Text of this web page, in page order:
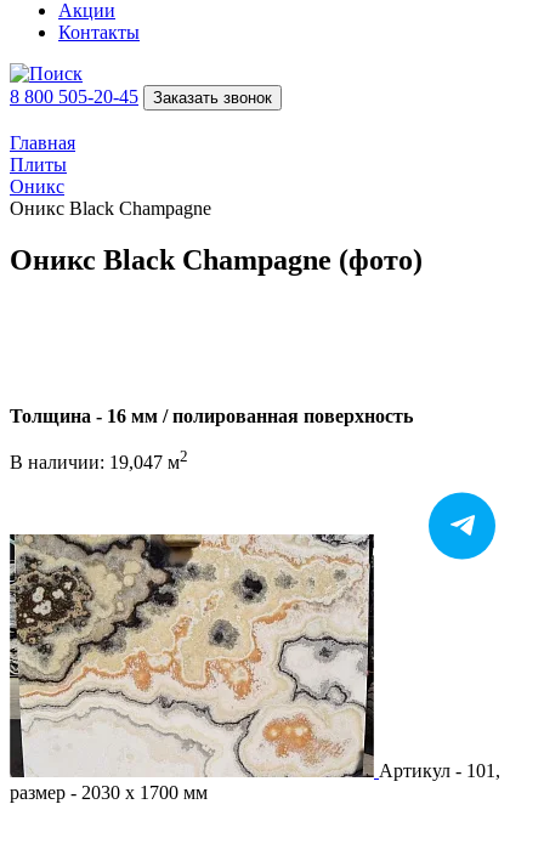
Акции
Контакты
8 800 505-20-45 Заказать звонок
Главная
Плиты
Оникс
Оникс Black Champagne
Оникс Black Champagne (фото)
Толщина - 16 мм / полированная поверхность
В наличии: 19,047 м2
Артикул - 101,
размер - 2030 х 1700 мм